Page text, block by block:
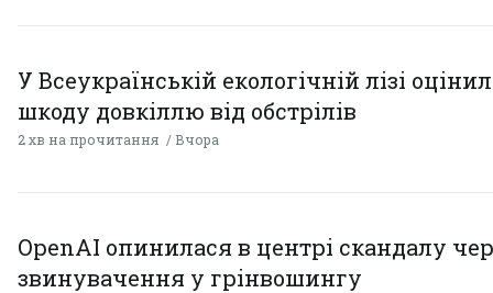
У Всеукраїнській екологічній лізі
шкоду довкіллю від обстрілів
2 хв на прочитання Вчора
OpenAI опинилася в центрі скандалу
звинувачення у грінвошингу